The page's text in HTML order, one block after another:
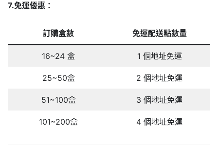
7.免運優惠：
訂購盒數 免運配送點數量
16~24 盒 1 個地址免運
25~50盒 2 個地址免運
51~100盒 3 個地址免運
101~200盒 4 個地址免運